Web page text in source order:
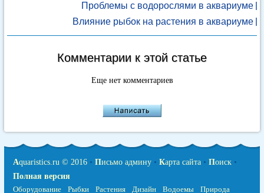
Проблемы с водорослями в аквариуме
Влияние рыбок на растения в аквариуме
Комментарии к этой статье
Еще нет комментариев
Aquaristics.ru © 2016 • Письмо админу • Карта сайта • Поиск •
Полная версия
Оборудование
Рыбки Растения Дизайн Водоемы Природа